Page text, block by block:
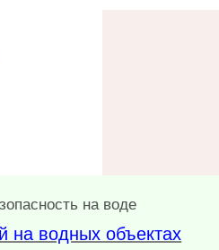
на воде
на водных объектах